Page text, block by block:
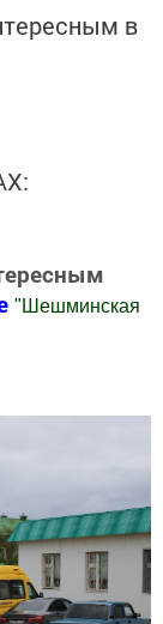
в
"Шешминская